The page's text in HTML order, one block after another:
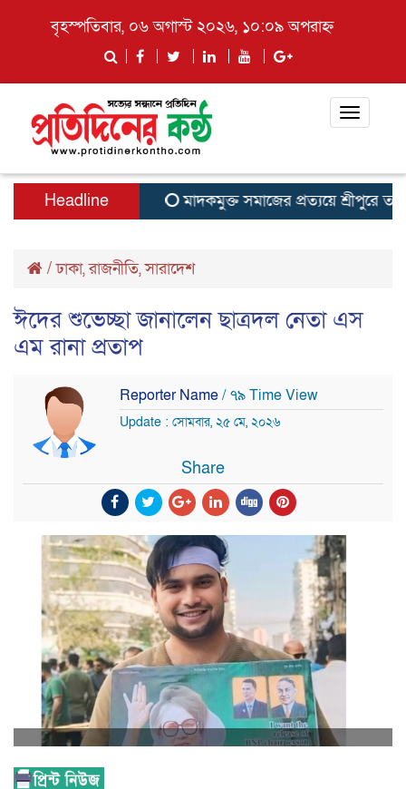
বৃহস্পতিবার, ০৬ অগাস্ট ২০২৬, ১০:০৯ অপরাহ্ন
Toggle
Headline মাদকমুক্ত সমাজের প্রত্যয়ে শ্রীপুরে
/ঢাকা,রাজনীতি,সারাদেশ
ঈদের শুভেচ্ছা জানালেন ছাত্রদল নেতা এস
এম রানা প্রতাপ
Reporter Name/ ৭৯ Time View
Update : সোমবার, ২৫ মে, ২০২৬
Share